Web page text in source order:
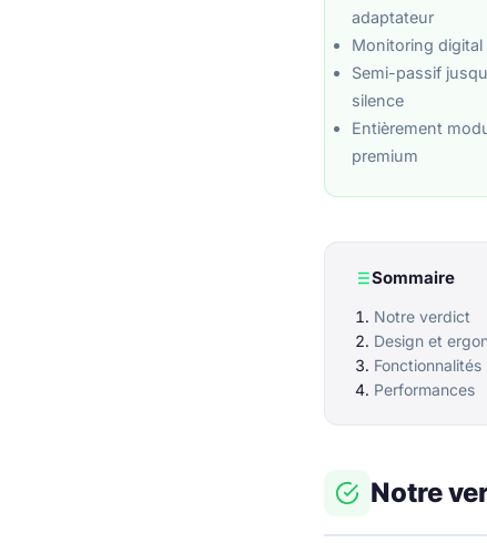
adaptateur
Monitoring digital
Semi-passif
silence
Entièrement
premium
Sommaire
Notre verdict
Design et
Fonctionnalités
Performances
Notre